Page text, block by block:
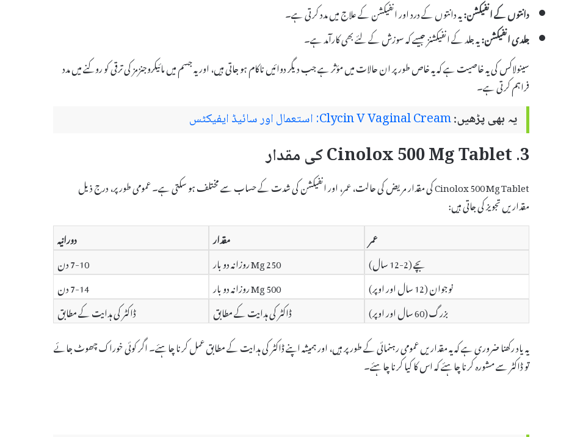
دانتوں کے انفیکشن:یہ دانتوں کے درد اور انفیکشن کے علاج میں مدد کرتی ہے۔
جلدی انفیکشن:یہ جلد کے انفیکشنز جیسے کہ سوزش کے لئے بھی کارآمد ہے۔
سینولاکس کی یہ خاصیت ہے کہ یہ خاص طور پر ان حالات میں مؤثر ہے جب دیگر دوائیں ناکام ہو جاتی ہیں، اور یہ جسم میں مائیکروجنزمز کی ترقی کو روکنے میں مدد
فراہم کرتی ہے۔
یہ بھی پڑھیں:Clycin V Vaginal Cream: استعمال اور سائیڈ ایفیکٹس
3. Cinolox 500 Mg Tablet کی مقدار
Cinolox 500 Mg Tablet کی مقدار مریض کی حالت، عمر، اور انفیکشن کی شدت کے حساب سے مختلف ہو سکتی ہے۔ عمومی طور پر، درج ذیل
مقداریں تجویز کی جاتی ہیں:
عمر
مقدار
دورانیہ
بچے (2-12 سال)
250 Mg روزانہ دو بار
7-10 دن
نوجوان (12 سال اور اوپر)
500 Mg روزانہ دو بار
7-14 دن
بزرگ (60 سال اور اوپر)
ڈاکٹر کی ہدایت کے مطابق
ڈاکٹر کی ہدایت کے مطابق
یہ یاد رکھنا ضروری ہے کہ یہ مقداریں عمومی رہنمائی کے طور پر ہیں، اور ہمیشہ اپنے ڈاکٹر کی ہدایت کے مطابق عمل کرنا چاہئے۔ اگر کوئی خوراک چھوٹ جائے
تو ڈاکٹر سے مشورہ کرنا چاہئے کہ اس کا کیا کرنا چاہئے۔